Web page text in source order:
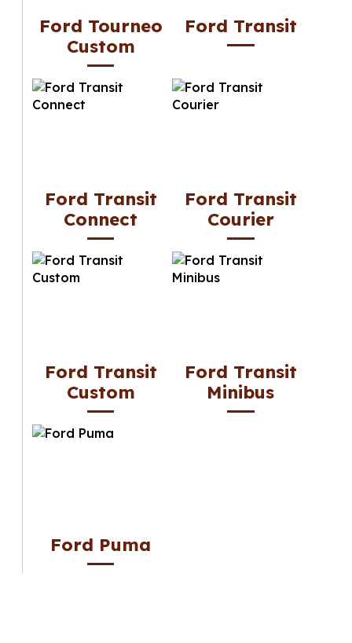
Ford Tourneo
Custom
Ford Transit
Ford Transit
Connect
Ford Transit
Courier
Ford Transit
Custom
Ford Transit
Minibus
Ford Puma